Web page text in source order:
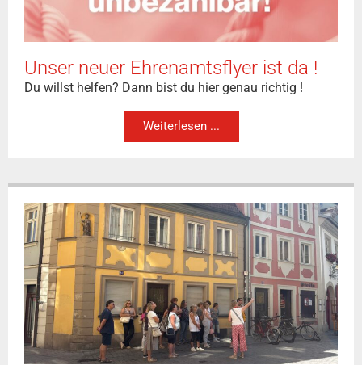
Unser neuer Ehrenamtsflyer ist da !
Du willst helfen? Dann bist du hier genau richtig !
Weiterlesen ...